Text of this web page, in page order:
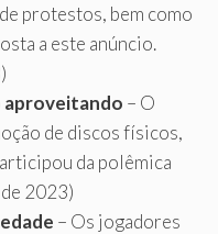
protestos, bem como
a este anúncio.
aproveitando – O
de discos físicos,
da polêmica
2023)
– Os jogadores